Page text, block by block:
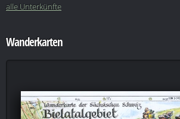
alle Unterkünfte
Wanderkarten